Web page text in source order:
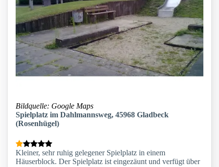
Bildquelle: Google Maps
Spielplatz im Dahlmannsweg, 45968 Gladbeck
(Rosenhügel)
Kleiner, sehr ruhig gelegener Spielplatz in einem
Häuserblock. Der Spielplatz ist eingezäunt und verfügt über